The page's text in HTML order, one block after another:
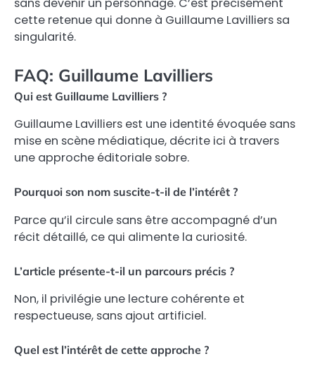
sans devenir un personnage. C’est précisément
cette retenue qui donne à Guillaume Lavilliers sa
singularité.
FAQ: Guillaume Lavilliers
Qui est Guillaume Lavilliers ?
Guillaume Lavilliers est une identité évoquée sans
mise en scène médiatique, décrite ici à travers
une approche éditoriale sobre.
Pourquoi son nom suscite-t-il de l’intérêt ?
Parce qu’il circule sans être accompagné d’un
récit détaillé, ce qui alimente la curiosité.
L’article présente-t-il un parcours précis ?
Non, il privilégie une lecture cohérente et
respectueuse, sans ajout artificiel.
Quel est l’intérêt de cette approche ?